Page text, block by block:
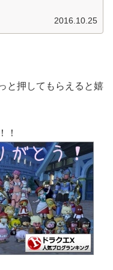
2016.10.25
と押してもらえると嬉
！